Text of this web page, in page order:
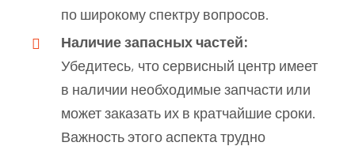
по широкому спектру вопросов.
Наличие запасных частей:
Убедитесь, что сервисный центр имеет
в наличии необходимые запчасти или
может заказать их в кратчайшие сроки.
Важность этого аспекта трудно